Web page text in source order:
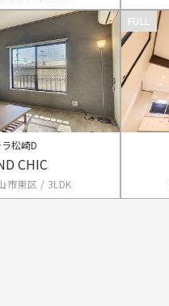
ラ松崎D
CHIC
市東区 / 3LDK
FULL